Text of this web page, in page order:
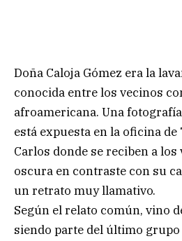
Doña Caloja Gómez era la
conocida entre los vecinos
afroamericana. Una
está expuesta en la oficina
Carlos donde se reciben a
oscura en contraste con su
un retrato muy llamativo.
Según el relato común, vino
siendo parte del último grupo